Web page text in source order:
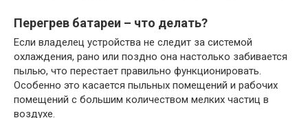
Перегрев батареи – что делать?
Если владелец устройства не следит за системой
охлаждения, рано или поздно она настолько забивается
пылью, что перестает правильно функционировать.
Особенно это касается пыльных помещений и рабочих
помещений с большим количеством мелких частиц в
воздухе.